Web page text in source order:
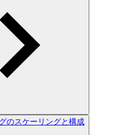
のスケーリングと構成